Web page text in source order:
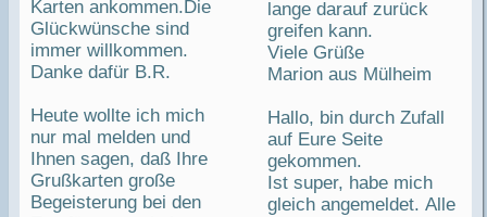
Karten ankommen.Die
Glückwünsche sind
immer willkommen.
Danke dafür B.R.
Heute wollte ich mich
nur mal melden und
Ihnen sagen, daß Ihre
Grußkarten große
Begeisterung bei den
lange darauf zurück
greifen kann.
Viele Grüße
Marion aus Mülheim
Hallo, bin durch Zufall
auf Eure Seite
gekommen.
Ist super, habe mich
gleich angemeldet. Alle